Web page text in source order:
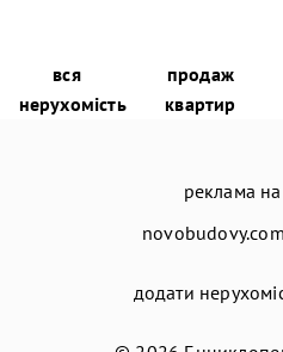
вся
нерухомість
продаж
квартир
реклама на
додати